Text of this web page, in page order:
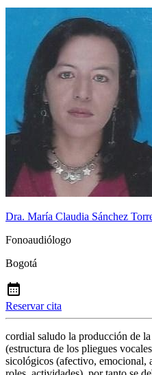
Dra. María Claudia Sánchez
Fonoaudiólogo
Bogotá
Reservar cita
cordial saludo la producción de
(estructura de los pliegues
sicológicos (afectivo, emocional,